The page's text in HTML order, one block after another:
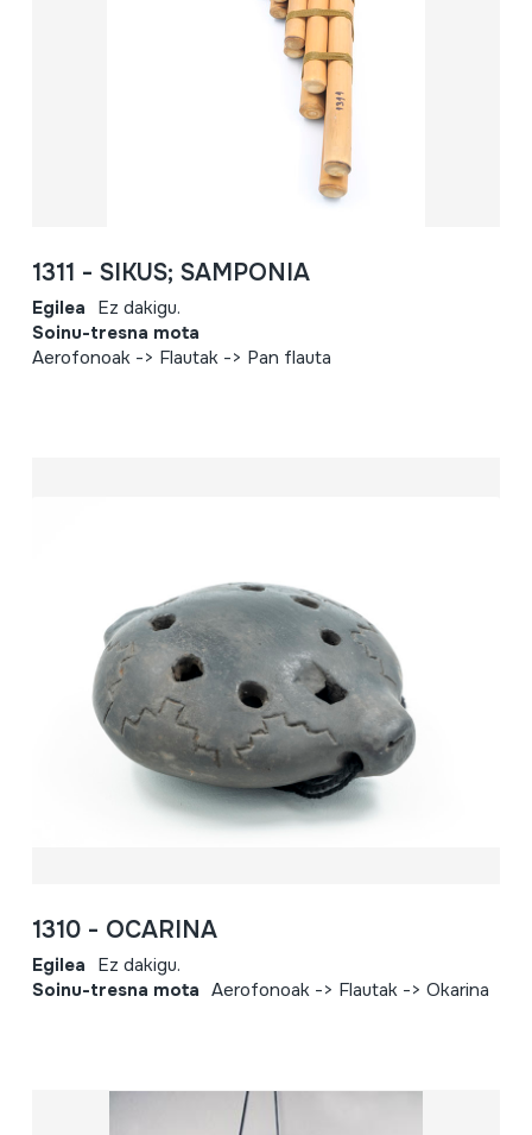
1311 - SIKUS; SAMPONIA
Egilea Ez dakigu.
Soinu-tresna mota
Aerofonoak -> Flautak -> Pan flauta
1310 - OCARINA
Egilea Ez dakigu.
Soinu-tresna mota Aerofonoak -> Flautak -> Okarina